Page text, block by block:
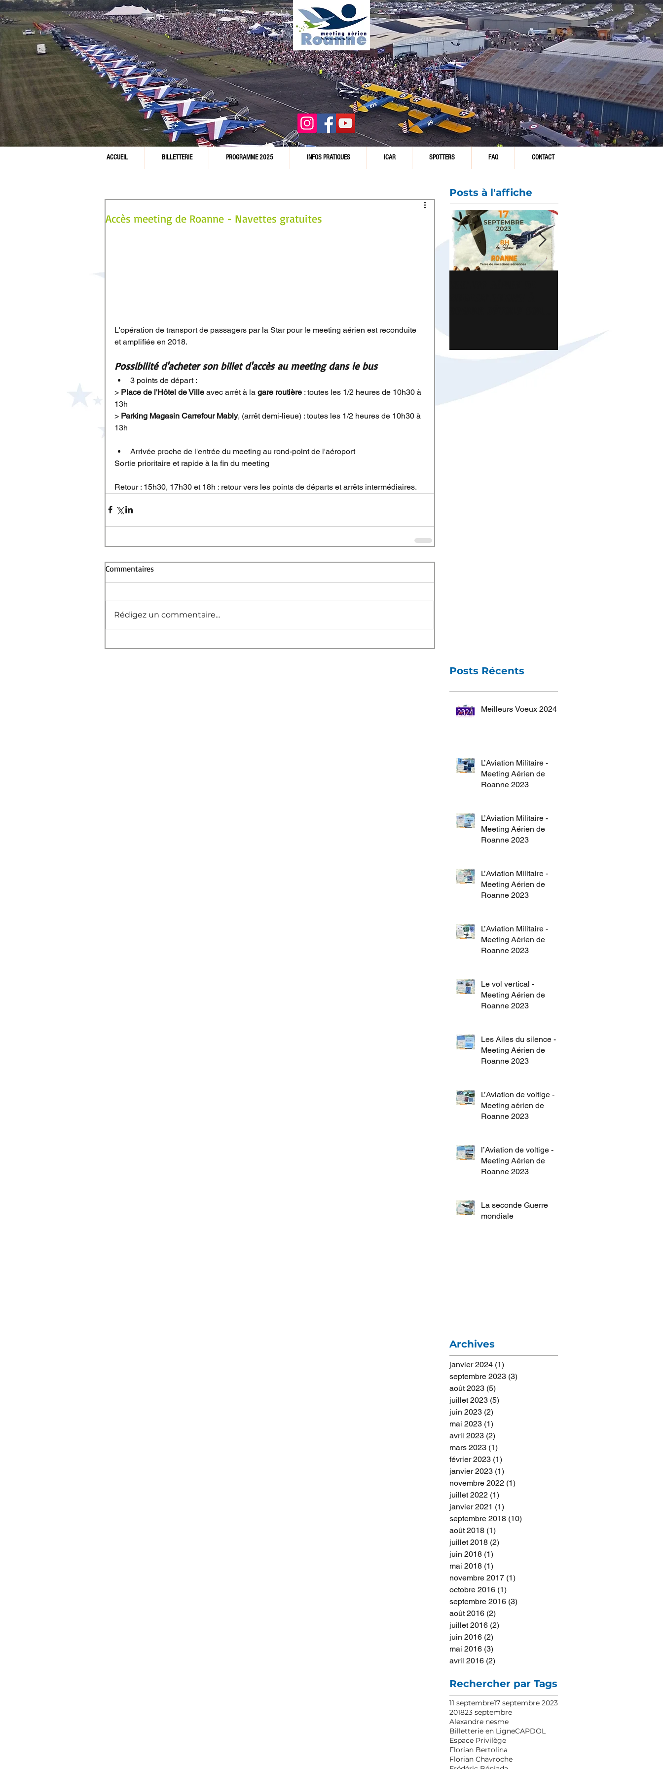
Accès meeting de Roanne - Navettes gratuites
L'opération de transport de passagers par la Star pour le meeting aérien est reconduite
et amplifiée en 2018.
Possibilité d'acheter son billet d'accès au meeting dans le bus​
3 points de départ :
> Place de l'Hôtel de Ville avec arrêt à la gare routière : toutes les 1/2 heures de 10h30 à
13h
> Parking Magasin Carrefour Mably, (arrêt demi-lieue) : toutes les 1/2 heures de 10h30 à
13h
Arrivée proche de l'entrée du meeting au rond-point de l'aéroport
Sortie prioritaire et rapide à la fin du meeting
Retour : 15h30, 17h30 et 18h : retour vers les points de départs et arrêts intermédiaires.
Commentaires
Rédigez un commentaire...
Posts à l'affiche
Posts Récents
Meilleurs Voeux 2024
L’Aviation Militaire -
Meeting Aérien de
Roanne 2023
L’Aviation Militaire -
Meeting Aérien de
Roanne 2023
L’Aviation Militaire -
Meeting Aérien de
Roanne 2023
L’Aviation Militaire -
Meeting Aérien de
Roanne 2023
Le vol vertical -
Meeting Aérien de
Roanne 2023
Les Ailes du silence -
Meeting Aérien de
Roanne 2023
L’Aviation de voltige -
Meeting aérien de
Roanne 2023
l’Aviation de voltige -
Meeting Aérien de
Roanne 2023
La seconde Guerre
mondiale
Archives
janvier 2024 (1)
septembre 2023 (3)
août 2023 (5)
juillet 2023 (5)
juin 2023 (2)
mai 2023 (1)
avril 2023 (2)
mars 2023 (1)
février 2023 (1)
janvier 2023 (1)
novembre 2022 (1)
juillet 2022 (1)
janvier 2021 (1)
septembre 2018 (10)
août 2018 (1)
juillet 2018 (2)
juin 2018 (1)
mai 2018 (1)
novembre 2017 (1)
octobre 2016 (1)
septembre 2016 (3)
août 2016 (2)
juillet 2016 (2)
juin 2016 (2)
mai 2016 (3)
avril 2016 (2)
Rechercher par Tags
11 septembre17 septembre 2023
201823 septembre
Alexandre nesme
Billetterie en LigneCAPDOL
Espace Privilège
Florian Bertolina
Florian Chavroche
ACCUEIL BILLETTERIE PROGRAMME 2025 INFOS PRATIQUES ICAR SPOTTERS FAQ CONTACT